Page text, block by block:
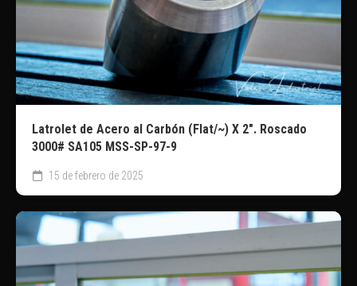
Latrolet de Acero al Carbón (Flat/~) X 2″. Roscado
3000# SA105 MSS-SP-97-9
15 de febrero de 2025